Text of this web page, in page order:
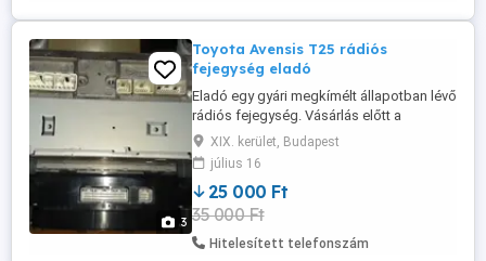
3
Toyota Avensis T25 rádiós
fejegység eladó
Eladó egy gyári megkímélt állapotban lévő
rádiós fejegység. Vásárlás előtt a
cikkszámot ellenőrizze. Csere nem
érdekel. Bármilyen kérdésre szivesen
válaszolok.
XIX. kerület, Budapest
július 16
25 000 Ft
35 000 Ft
Hitelesített telefonszám